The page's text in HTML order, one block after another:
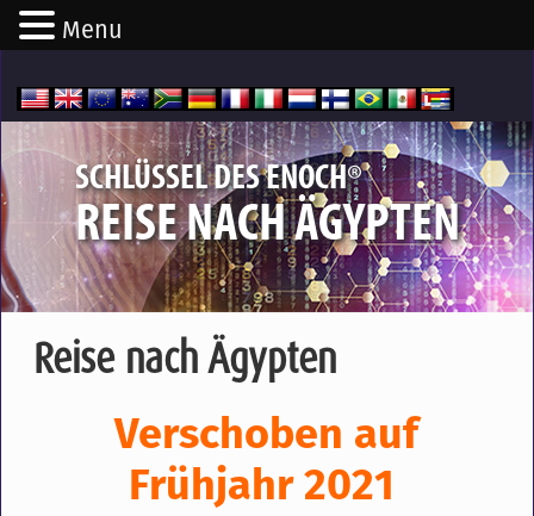
SCHLÜSSEL DES ENOCH®
REISE NACH ÄGYPTEN
Reise nach Ägypten
Verschoben auf
Frühjahr 2021
Menu